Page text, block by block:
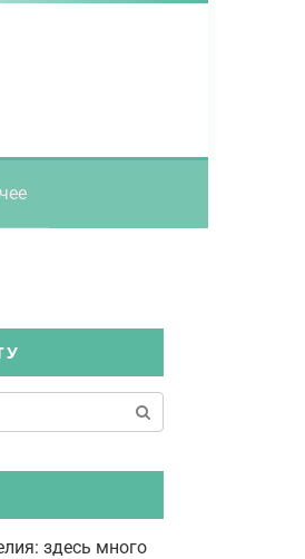
здесь много